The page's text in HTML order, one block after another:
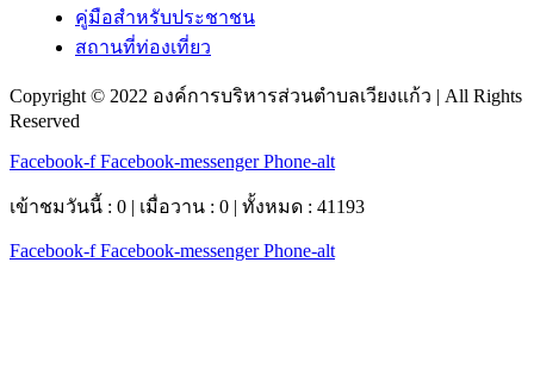
คู่มือสำหรับประชาชน
สถานที่ท่องเที่ยว
Copyright © 2022 องค์การบริหารส่วนตำบลเวียงแก้ว | All Rights
Reserved
Facebook-f Facebook-messenger Phone-alt
เข้าชมวันนี้ : 0 | เมื่อวาน : 0 | ทั้งหมด : 41193
Facebook-f Facebook-messenger Phone-alt